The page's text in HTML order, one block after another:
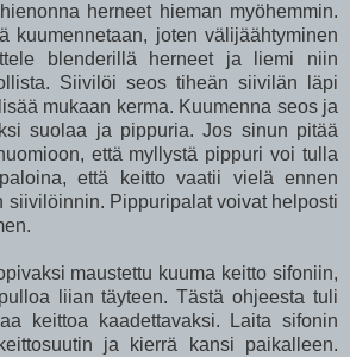
herneet hieman myöhemmin.
kuumennetaan, joten välijäähtyminen
blenderillä herneet ja liemi niin
Siivilöi seos tiheän siivilän läpi
mukaan kerma. Kuumenna seos ja
suolaa ja pippuria. Jos sinun pitää
että myllystä pippuri voi tulla
että keitto vaatii vielä ennen
siivilöinnin. Pippuripalat voivat helposti
maustettu kuuma keitto sifoniin,
liian täyteen. Tästä ohjeesta tuli
keittoa kaadettavaksi. Laita sifonin
ja kierrä kansi paikalleen.